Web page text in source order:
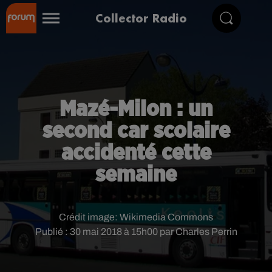
Collector Radio
Mazé-Milon : un
second car scolaire
accidenté cette
semaine
Publié : 30 mai 2018 à 15h00 par Charles Perrin
Crédit image: Wikimedia Commons